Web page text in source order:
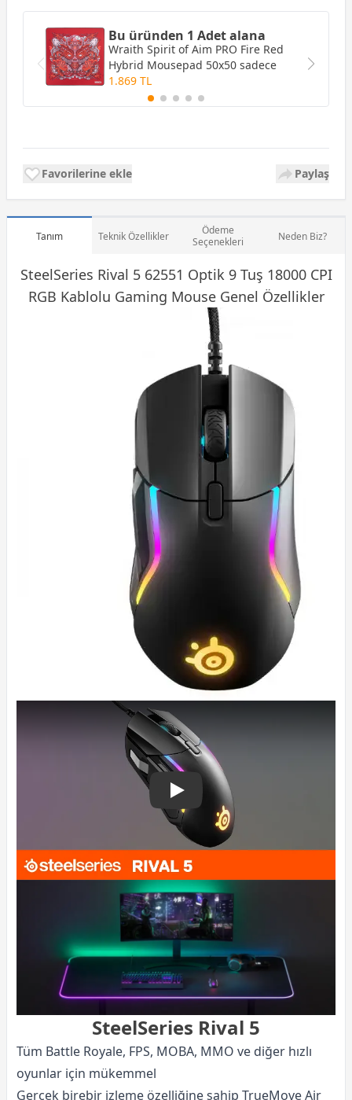
Bu üründen 1 Adet alana
Wraith Spirit of Aim PRO Fire Red
Hybrid Mousepad 50x50 sadece
1.869 TL
Favorilerine ekle Paylaş
Tanım Teknik Özellikler
Ödeme
Seçenekleri
Neden Biz?
SteelSeries Rival 5 62551 Optik 9 Tuş 18000 CPI
RGB Kablolu Gaming MouseGenel Özellikler
SteelSeries Rival 5 62551
SteelSeries Rival 5
Tüm Battle Royale, FPS, MOBA, MMO ve diğer hızlı
oyunlar için mükemmel
Gerçek birebir izleme özelliğine sahip TrueMove Air